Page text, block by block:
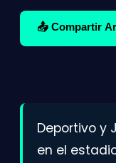
📤 Compartir
Deportivo y
en el